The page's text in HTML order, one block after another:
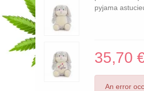
pyjama
35,70
An error